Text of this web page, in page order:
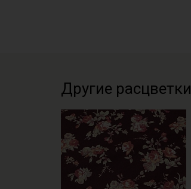
Другие расцветки